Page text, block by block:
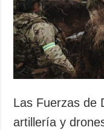
Las Fuerzas de
artillería y